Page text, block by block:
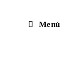
Menú